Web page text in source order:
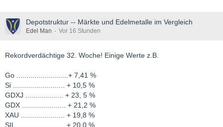
Depotstruktur -- Märkte und Edelmetalle im Vergleich
Edel Man Vor 16 Stunden
Rekordverdächtige 32. Woche! Einige Werte z.B.
Go ..........................+ 7,41 %
Si .......................... + 10,5 %
GDXJ ................... + 23, 5 %
GDX ...................... + 21,2 %
XAU ...................... + 19,8 %
SIL ........................ + 20,0 %